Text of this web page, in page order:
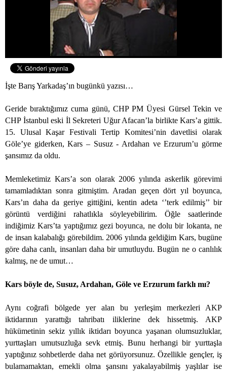
İşte Barış Yarkadaş’ın bugünkü yazısı…
Geride bıraktığımız cuma günü, CHP PM Üyesi Gürsel Tekin ve
CHP İstanbul eski İl Sekreteri Uğur Afacan’la birlikte Kars’a gittik.
15. Ulusal Kaşar Festivali Tertip Komitesi’nin davetlisi olarak
Göle’ye giderken, Kars – Susuz - Ardahan ve Erzurum’u görme
şansımız da oldu.
Memleketimiz Kars’a son olarak 2006 yılında askerlik görevimi
tamamladıktan sonra gitmiştim. Aradan geçen dört yıl boyunca,
Kars’ın daha da geriye gittiğini, kentin adeta ‘’terk edilmiş’’ bir
görüntü verdiğini rahatlıkla söyleyebilirim. Öğle saatlerinde
indiğimiz Kars’ta yaptığımız gezi boyunca, ne dolu bir lokanta, ne
de insan kalabalığı görebildim. 2006 yılında geldiğim Kars, bugüne
göre daha canlı, insanları daha bir umutluydu. Bugün ne o canlılık
kalmış, ne de umut…
Kars böyle de, Susuz, Ardahan, Göle ve Erzurum farklı mı?
Aynı coğrafi bölgede yer alan bu yerleşim merkezleri AKP
iktidarının yarattığı tahribatı iliklerine dek hissetmiş. AKP
hükümetinin sekiz yıllık iktidarı boyunca yaşanan olumsuzluklar,
yurttaşları umutsuzluğa sevk etmiş. Bunu herhangi bir yurttaşla
yaptığınız sohbetlerde daha net görüyorsunuz. Özellikle gençler, iş
bulamamaktan, emekli olma şansını yakalayabilmiş yaşlılar ise